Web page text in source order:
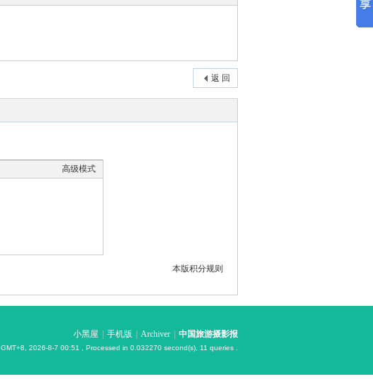
返 回
高级模式
本版积分规则
小黑屋 手机版 Archiver 中国旅游摄影报
GMT+8, 2026-8-7 00:51 , Processed in 0.032270 second(s), 11 queries .